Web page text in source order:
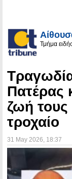
Τμήμα
Πατέρας
ζωή τους
τροχαίο
31 May 2026 , 18:37